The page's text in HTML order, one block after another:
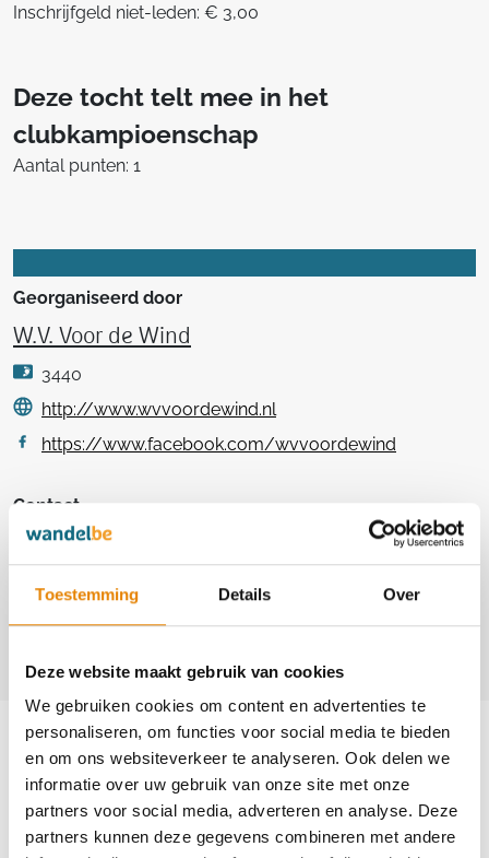
Toestemming Details Over
Deze website maakt gebruik van cookies
We gebruiken cookies om content en advertenties te
personaliseren, om functies voor social media te bieden
en om ons websiteverkeer te analyseren. Ook delen we
informatie over uw gebruik van onze site met onze
partners voor social media, adverteren en analyse. Deze
partners kunnen deze gegevens combineren met andere
Inschrijfgeld niet-leden: € 3,00
Deze tocht telt mee in het
clubkampioenschap
Aantal punten: 1
Georganiseerd door
W.V. Voor de Wind
3440
http://www.wvvoordewind.nl
https://www.facebook.com/wvvoordewind
Contact
Theo Dierikx
Aankomende wandeltochten van deze
club